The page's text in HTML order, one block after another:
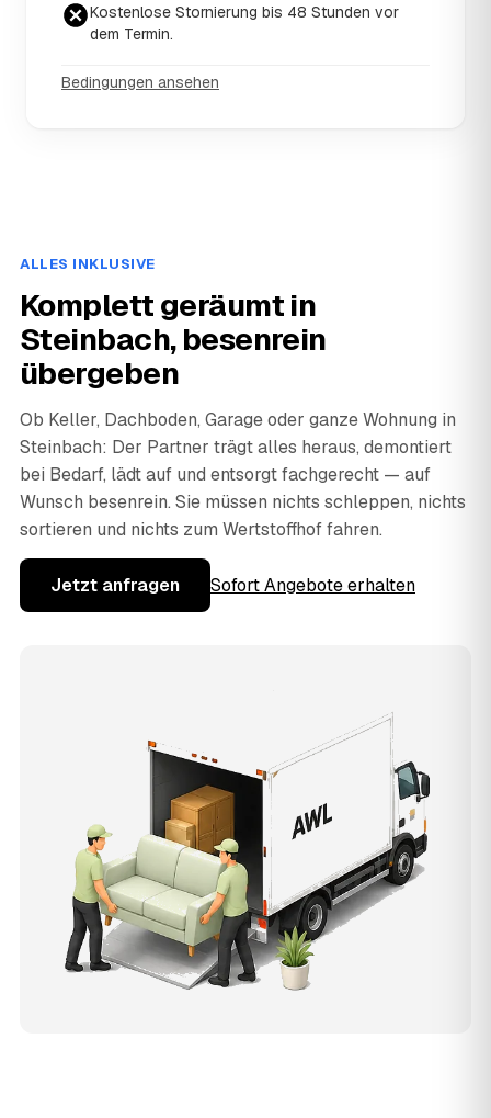
Kostenlose Stornierung bis 48 Stunden vor
dem Termin.
Bedingungen ansehen
ALLES INKLUSIVE
Komplett geräumt in
Steinbach, besenrein
übergeben
Ob Keller, Dachboden, Garage oder ganze Wohnung in
Steinbach: Der Partner trägt alles heraus, demontiert
bei Bedarf, lädt auf und entsorgt fachgerecht — auf
Wunsch besenrein. Sie müssen nichts schleppen, nichts
sortieren und nichts zum Wertstoffhof fahren.
Jetzt anfragen Sofort Angebote erhalten